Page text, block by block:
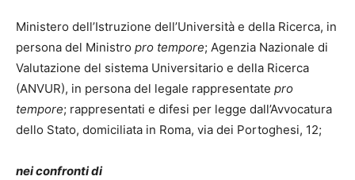
Ministero dell’Istruzione dell’Università e della Ricerca, in
persona del Ministro pro tempore; Agenzia Nazionale di
Valutazione del sistema Universitario e della Ricerca
(ANVUR), in persona del legale rappresentate pro
tempore; rappresentati e difesi per legge dall’Avvocatura
dello Stato, domiciliata in Roma, via dei Portoghesi, 12;
nei confronti di